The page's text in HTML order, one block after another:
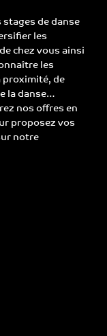
de danse
les
chez vous ainsi
les
proximité, de
la danse…
nos offres en
proposez vos
notre